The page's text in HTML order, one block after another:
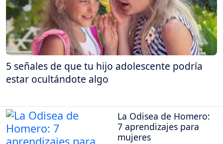
5 señales de que tu hijo adolescente podría
estar ocultándote algo
La Odisea de Homero:
7 aprendizajes para
mujeres